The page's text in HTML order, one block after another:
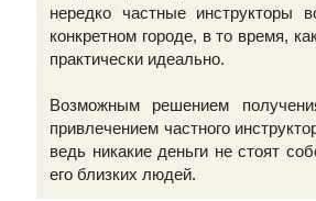
нередко частные инструкторы
конкретном городе, в то время,
практически идеально.
Возможным решением
привлечением частного
ведь никакие деньги не стоят
его близких людей.